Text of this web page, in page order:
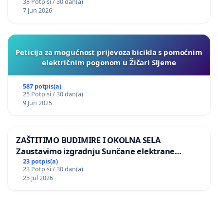
38 Potpisi / 30 dan(a)
7 Jun 2026
Peticija za mogućnost prijevoza bicikla s pomoćnim
električnim pogonom u Žičari Sljeme
587 potpis(a)
25 Potpisi / 30 dan(a)
9 Jun 2025
ZAŠTITIMO BUDIMIRE I OKOLNA SELA
Zaustavimo izgradnju Sunčane elektrane
Vedrine na području Ugljana
23 potpis(a)
23 Potpisi / 30 dan(a)
25 Jul 2026